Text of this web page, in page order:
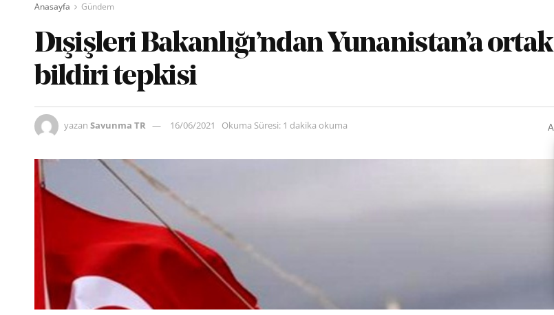
Anasayfa Gündem
Dışişleri Bakanlığı’ndan Yunanistan’a ortak
bildiri tepkisi
yazan Savunma TR 16/06/2021 Okuma Süresi: 1 dakika okuma A